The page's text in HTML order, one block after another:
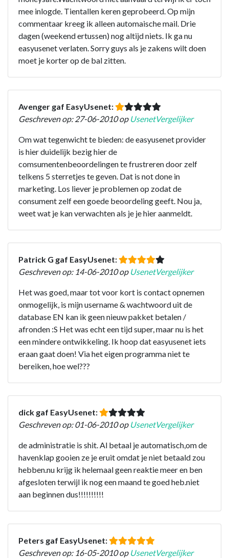
mee inlogde. Tientallen keren geprobeerd. Op mijn
commentaar kreeg ik alleen automaische mail. Drie
dagen (weekend ertussen) nog altijd niets. Ik ga nu
easyusenet verlaten. Sorry guys als je zakens wilt doen
moet je korter op de bal zitten.
Avenger gaf EasyUsenet:
Geschreven op: 27-06-2010 op UsenetVergelijker
Om wat tegenwicht te bieden: de easyusenet provider
is hier duidelijk bezig hier de
comsumentenbeoordelingen te frustreren door zelf
telkens 5 sterretjes te geven. Dat is not done in
marketing. Los liever je problemen op zodat de
consument zelf een goede beoordeling geeft. Nou ja,
weet wat je kan verwachten als je je hier aanmeldt.
Patrick G gaf EasyUsenet:
Geschreven op: 14-06-2010 op UsenetVergelijker
Het was goed, maar tot voor kort is contact opnemen
onmogelijk, is mijn username & wachtwoord uit de
database EN kan ik geen nieuw pakket betalen /
afronden :S Het was echt een tijd super, maar nu is het
een mindere ontwikkeling. Ik hoop dat easyusenet iets
eraan gaat doen! Via het eigen programma niet te
bereiken, hoe wel???
dick gaf EasyUsenet:
Geschreven op: 01-06-2010 op UsenetVergelijker
de administratie is shit. Al betaal je automatisch,om de
havenklap gooien ze je eruit omdat je niet betaald zou
hebben.nu krijg ik helemaal geen reaktie meer en ben
afgesloten terwijl ik nog een maand te goed heb.niet
aan beginnen dus!!!!!!!!!!
Peters gaf EasyUsenet:
Geschreven op: 16-05-2010 op UsenetVergelijker